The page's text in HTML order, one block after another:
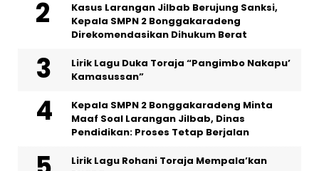
Kasus Larangan Jilbab Berujung Sanksi,
Kepala SMPN 2 Bonggakaradeng
Direkomendasikan Dihukum Berat
Lirik Lagu Duka Toraja “Pangimbo Nakapu’
Kamasussan”
Kepala SMPN 2 Bonggakaradeng Minta
Maaf Soal Larangan Jilbab, Dinas
Pendidikan: Proses Tetap Berjalan
Lirik Lagu Rohani Toraja Mempala’kan